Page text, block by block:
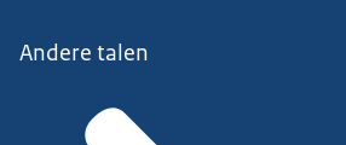
Andere talen